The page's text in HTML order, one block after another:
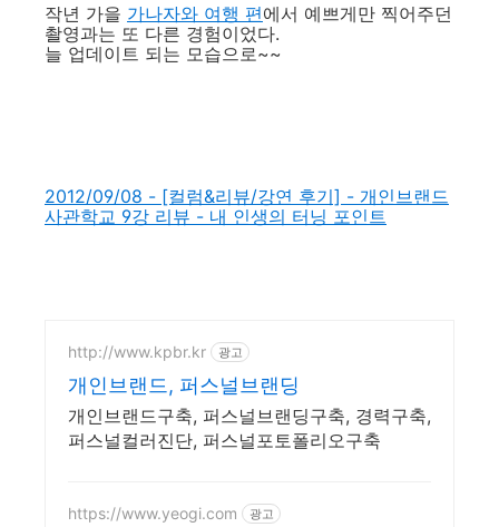
작년 가을 가나자와 여행 편에서 예쁘게만 찍어주던
촬영과는 또 다른 경험이었다.
늘 업데이트 되는 모습으로~~
2012/09/08 - [컬럼&리뷰/강연 후기] - 개인브랜드
사관학교 9강 리뷰 - 내 인생의 터닝 포인트
http://www.kpbr.kr 광고
개인브랜드, 퍼스널브랜딩
개인브랜드구축, 퍼스널브랜딩구축, 경력구축,
퍼스널컬러진단, 퍼스널포토폴리오구축
https://www.yeogi.com 광고